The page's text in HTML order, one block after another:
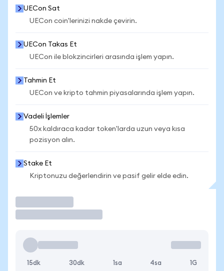
UECon Sat
UECon coin'lerinizi nakde çevirin.
UECon Takas Et
UECon ile blokzincirleri arasında işlem yapın.
Tahmin Et
UECon ve kripto tahmin piyasalarında işlem yapın.
Vadeli İşlemler
50x kaldıraca kadar token'larda uzun veya kısa
pozisyon alın.
Stake Et
Kriptonuzu değerlendirin ve pasif gelir elde edin.
15dk 30dk 1sa 4sa 1G